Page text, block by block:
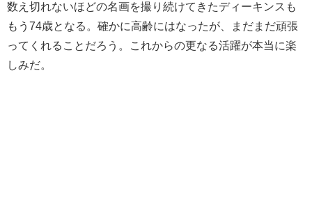
数え切れないほどの名画を撮り続けてきたディーキンスも
もう74歳となる。確かに高齢にはなったが、まだまだ頑張
ってくれることだろう。これからの更なる活躍が本当に楽
しみだ。